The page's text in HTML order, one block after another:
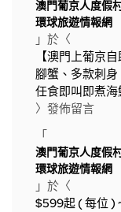
澳門葡京人度假
環球旅遊情報網
」於〈
【澳門上葡京
腳蟹、多款刺
任食即叫即煮海
〉發佈留言
「
澳門葡京人度假
環球旅遊情報網
」於〈
$599起 ( 每位 )